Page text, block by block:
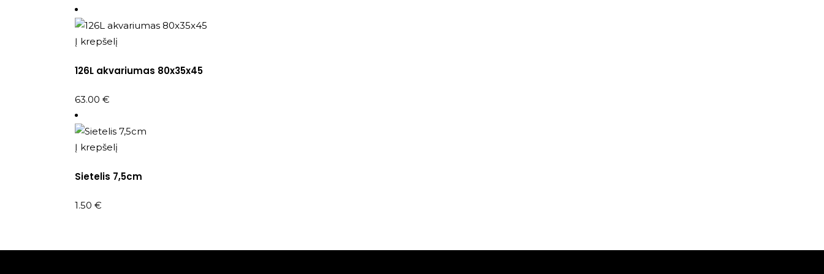
Į krepšelį
126L akvariumas 80x35x45
63.00 €
Į krepšelį
Sietelis 7,5cm
1.50 €